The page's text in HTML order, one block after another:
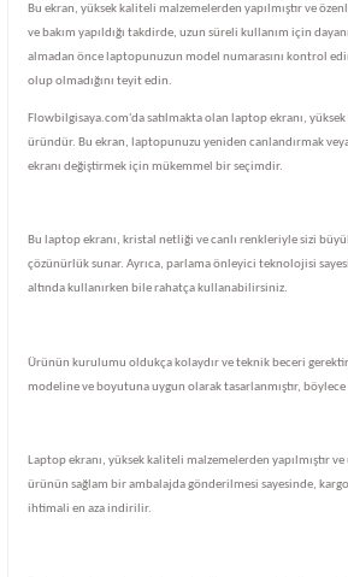
Bu ekran, yüksek kaliteli malzemelerden yapılmıştır ve
ve bakım yapıldığı takdirde, uzun süreli kullanım için
almadan önce laptopunuzun model numarasını kontrol
olup olmadığını teyit edin.
Flowbilgisaya.com'da satılmakta olan laptop ekranı,
üründür. Bu ekran, laptopunuzu yeniden canlandırmak veya
ekranı değiştirmek için mükemmel bir seçimdir.
Bu laptop ekranı, kristal netliği ve canlı renkleriyle sizi
çözünürlük sunar. Ayrıca, parlama önleyici teknolojisi
altında kullanırken bile rahatça kullanabilirsiniz.
Ürünün kurulumu oldukça kolaydır ve teknik beceri
modeline ve boyutuna uygun olarak tasarlanmıştır,
Laptop ekranı, yüksek kaliteli malzemelerden yapılmıştır
ürünün sağlam bir ambalajda gönderilmesi sayesinde, kargo
ihtimali en aza indirilir.